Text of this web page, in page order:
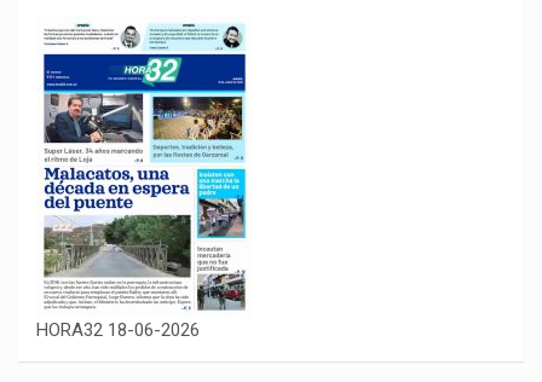
HORA32 18-06-2026